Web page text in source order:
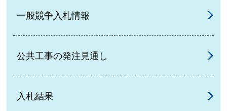
一般競争入札情報
公共工事の発注見通し
入札結果